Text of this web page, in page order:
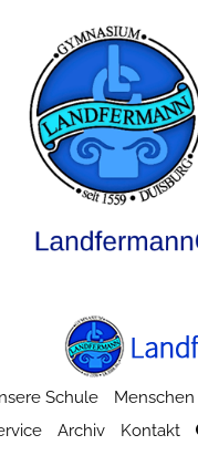
Schule Menschen
Archiv Kontakt